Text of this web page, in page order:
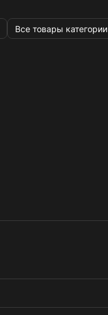
Все товары категории